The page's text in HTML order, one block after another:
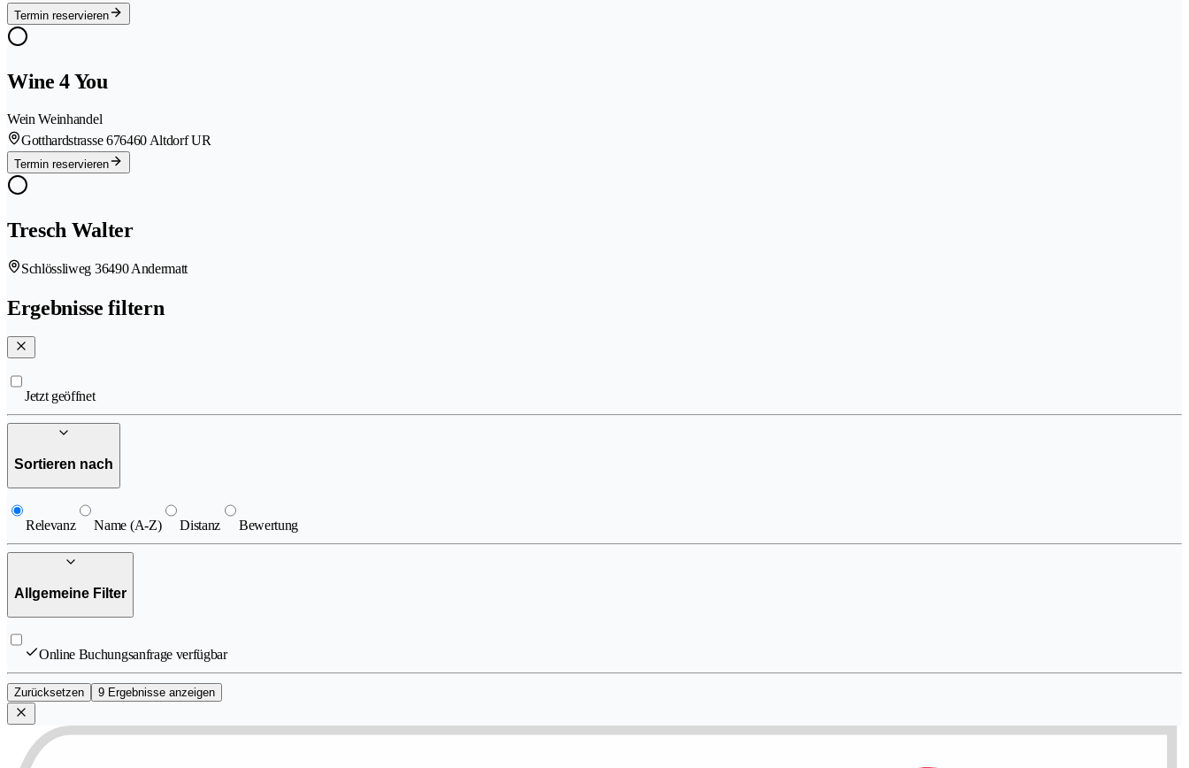
Termin reservieren
Wine 4 You
Wein Weinhandel
Gotthardstrasse 676460 Altdorf UR
Termin reservieren
Tresch Walter
Schlössliweg 36490 Andermatt
Ergebnisse filtern
Jetzt geöffnet
Sortieren nach
Relevanz Name (A-Z) Distanz Bewertung
Allgemeine Filter
Online Buchungsanfrage verfügbar
Zurücksetzen 9 Ergebnisse anzeigen